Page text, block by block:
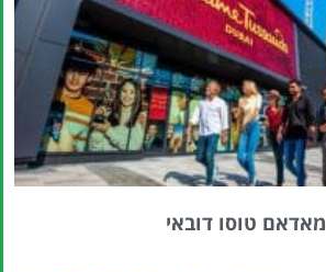
מאדאם טוסו דובאי